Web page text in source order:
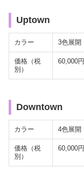
Uptown
カラー 3色展開
価格（税
別）
60,000円
Downtown
カラー 4色展開
価格（税
別）
60,000円